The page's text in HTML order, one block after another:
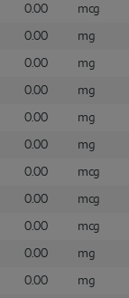
0.00
mcg
0.00
mg
0.00
mg
0.00
mg
0.00
mg
0.00
mg
0.00
mcg
0.00
mcg
0.00
mcg
0.00
mg
0.00
mg